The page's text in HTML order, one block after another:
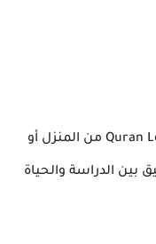
Quran من المنزل أو
بين الدراسة والحياة